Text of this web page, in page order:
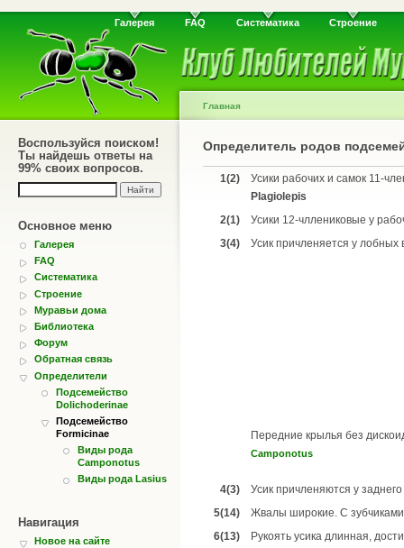
Галерея FAQ Систематика Строение
Воспользуйся поиском!
Ты найдешь ответы на
99% своих вопросов.
Основное меню
Галерея
FAQ
Систематика
Строение
Муравьи дома
Библиотека
Форум
Обратная связь
Определители
Подсемейство
Dolichoderinae
Подсемейство
Formicinae
Виды рода
Camponotus
Виды рода Lasius
Навигация
Новое на сайте
Главная
Определитель родов
1(2)
Усики рабочих и самок 11-
Plagiolepis
2(1)
Усики 12-чллениковые у
3(4)
Усик причленяется у лобных
Передние крылья без
Camponotus
4(3)
Усик причленяются у
5(14)
Жвалы широкие. С зубчиками
6(13)
Рукоять усика длинная,